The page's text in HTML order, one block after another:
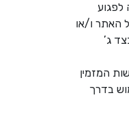
לפגוע
האתר ו/או
ג’
המזמין
בדרך